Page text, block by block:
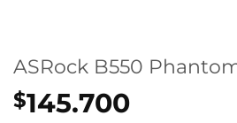
ASRock B550
$145.700